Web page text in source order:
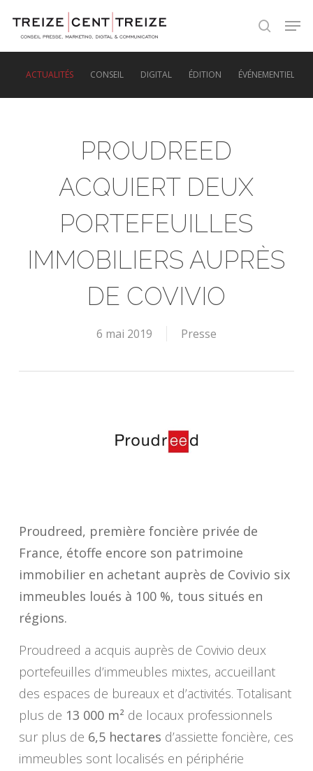
search
ACTUALITÉS CONSEIL DIGITAL ÉDITION ÉVÉNEMENTIEL
PROUDREED
ACQUIERT DEUX
PORTEFEUILLES
IMMOBILIERS AUPRÈS
DE COVIVIO
6 mai 2019 Presse
Proudreed, première foncière privée de
France, étoffe encore son patrimoine
immobilier en achetant auprès de Covivio six
immeubles loués à 100 %, tous situés en
régions.
Proudreed a acquis auprès de Covivio deux
portefeuilles d’immeubles mixtes, accueillant
des espaces de bureaux et d’activités. Totalisant
plus de 13 000 m² de locaux professionnels
sur plus de 6,5 hectares d’assiette foncière, ces
immeubles sont localisés en périphérie